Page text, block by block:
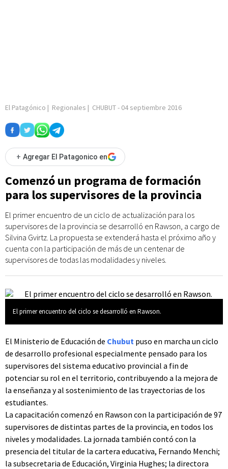
El Patagónico | Regionales | CHUBUT- 04 septiembre 2016
+ Agregar El Patagonico en
Comenzó un programa de formación
para los supervisores de la provincia
El primer encuentro de un ciclo de actualización para los
supervisores de la provincia se desarrolló en Rawson, a cargo de
Silvina Gvirtz. La propuesta se extenderá hasta el próximo año y
cuenta con la participación de más de un centenar de
supervisores de todas las modalidades y niveles.
El primer encuentro del ciclo se desarrolló en Rawson.
El Ministerio de Educación de Chubut puso en marcha un ciclo
de desarrollo profesional especialmente pensado para los
supervisores del sistema educativo provincial a fin de
potenciar su rol en el territorio, contribuyendo a la mejora de
la enseñanza y al sostenimiento de las trayectorias de los
estudiantes.
La capacitación comenzó en Rawson con la participación de 97
supervisores de distintas partes de la provincia, en todos los
niveles y modalidades. La jornada también contó con la
presencia del titular de la cartera educativa, Fernando Menchi;
la subsecretaria de Educación, Virginia Hughes; la directora